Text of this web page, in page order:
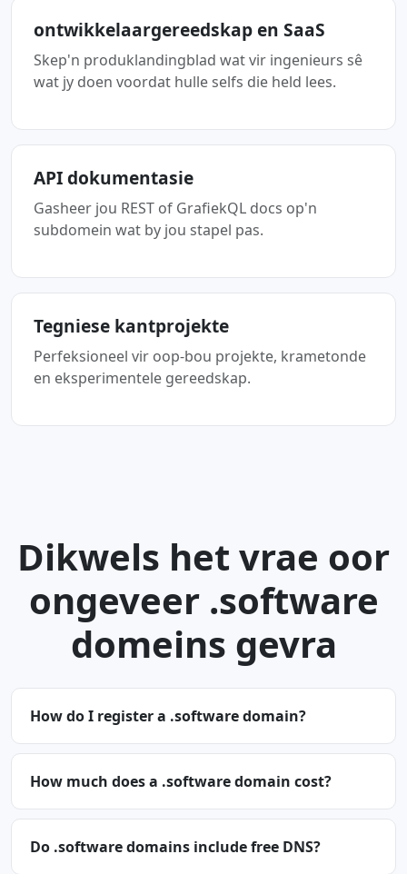
ontwikkelaargereedskap en SaaS
Skep'n produklandingblad wat vir ingenieurs sê
wat jy doen voordat hulle selfs die held lees.
API dokumentasie
Gasheer jou REST of GrafiekQL docs op'n
subdomein wat by jou stapel pas.
Tegniese kantprojekte
Perfeksioneel vir oop-bou projekte, krametonde
en eksperimentele gereedskap.
Dikwels het vrae oor
ongeveer .software
domeins gevra
How do I register a .software domain?
How much does a .software domain cost?
Do .software domains include free DNS?